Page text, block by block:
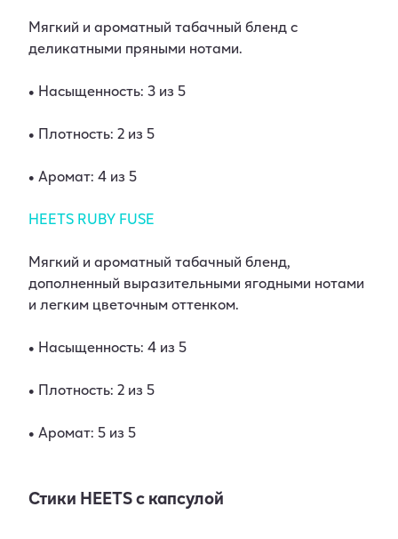
Мягкий и ароматный табачный бленд с
деликатными пряными нотами.
• Насыщенность: 3 из 5
• Плотность: 2 из 5
• Аромат: 4 из 5
HEETS RUBY FUSE
Мягкий и ароматный табачный бленд,
дополненный выразительными ягодными нотами
и легким цветочным оттенком.
• Насыщенность: 4 из 5
• Плотность: 2 из 5
• Аромат: 5 из 5
Стики HEETS с капсулой